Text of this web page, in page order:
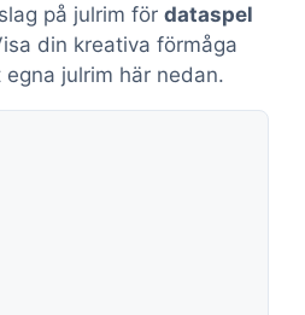
på julrim för dataspel
din kreativa förmåga
julrim här nedan.